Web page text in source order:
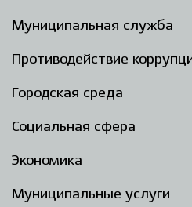
Муниципальная служба
Противодействие
Городская среда
Социальная сфера
Экономика
Муниципальные услуги